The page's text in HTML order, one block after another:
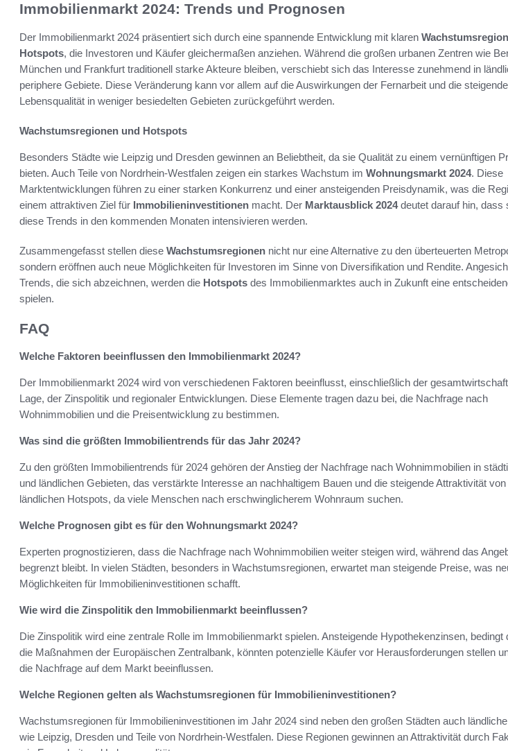
Immobilienmarkt 2024: Trends und Prognosen
Der Immobilienmarkt 2024 präsentiert sich durch eine spannende Entwicklung mit klaren
Hotspots, die Investoren und Käufer gleichermaßen anziehen. Während die großen urbanen Zentren wie
München und Frankfurt traditionell starke Akteure bleiben, verschiebt sich das Interesse zunehmend in
periphere Gebiete. Diese Veränderung kann vor allem auf die Auswirkungen der Fernarbeit und die steigende
Lebensqualität in weniger besiedelten Gebieten zurückgeführt werden.
Wachstumsregionen und Hotspots
Besonders Städte wie Leipzig und Dresden gewinnen an Beliebtheit, da sie Qualität zu einem vernünftigen
bieten. Auch Teile von Nordrhein-Westfalen zeigen ein starkes Wachstum im Wohnungsmarkt 2024. Diese
Marktentwicklungen führen zu einer starken Konkurrenz und einer ansteigenden Preisdynamik, was die
einem attraktiven Ziel für Immobilieninvestitionen macht. Der Marktausblick 2024deutet darauf hin, dass
diese Trends in den kommenden Monaten intensivieren werden.
Zusammengefasst stellen diese Wachstumsregionen nicht nur eine Alternative zu den überteuerten
sondern eröffnen auch neue Möglichkeiten für Investoren im Sinne von Diversifikation und Rendite.
Trends, die sich abzeichnen, werden die Hotspots des Immobilienmarktes auch in Zukunft eine
spielen.
FAQ
Welche Faktoren beeinflussen den Immobilienmarkt 2024?
Der Immobilienmarkt 2024 wird von verschiedenen Faktoren beeinflusst, einschließlich der
Lage, der Zinspolitik und regionaler Entwicklungen. Diese Elemente tragen dazu bei, die Nachfrage nach
Wohnimmobilien und die Preisentwicklung zu bestimmen.
Was sind die größten Immobilientrends für das Jahr 2024?
Zu den größten Immobilientrends für 2024 gehören der Anstieg der Nachfrage nach Wohnimmobilien in
und ländlichen Gebieten, das verstärkte Interesse an nachhaltigem Bauen und die steigende Attraktivität von
ländlichen Hotspots, da viele Menschen nach erschwinglicherem Wohnraum suchen.
Welche Prognosen gibt es für den Wohnungsmarkt 2024?
Experten prognostizieren, dass die Nachfrage nach Wohnimmobilien weiter steigen wird, während das
begrenzt bleibt. In vielen Städten, besonders in Wachstumsregionen, erwartet man steigende Preise, was
Möglichkeiten für Immobilieninvestitionen schafft.
Wie wird die Zinspolitik den Immobilienmarkt beeinflussen?
Die Zinspolitik wird eine zentrale Rolle im Immobilienmarkt spielen. Ansteigende Hypothekenzinsen, bedingt
die Maßnahmen der Europäischen Zentralbank, könnten potenzielle Käufer vor Herausforderungen stellen
die Nachfrage auf dem Markt beeinflussen.
Welche Regionen gelten als Wachstumsregionen für Immobilieninvestitionen?
Wachstumsregionen für Immobilieninvestitionen im Jahr 2024 sind neben den großen Städten auch
wie Leipzig, Dresden und Teile von Nordrhein-Westfalen. Diese Regionen gewinnen an Attraktivität durch